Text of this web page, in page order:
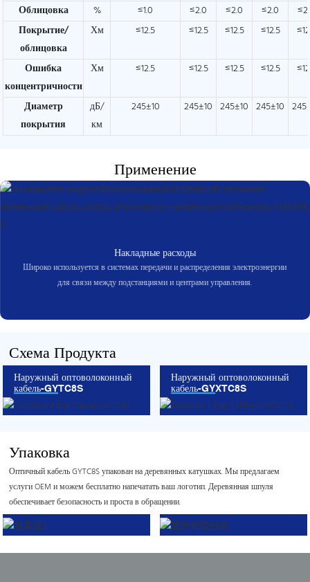
Облицовка % ≤1.0 ≤2.0 ≤2.0 ≤2.0
Покрытие/
облицовка
Хм ≤12.5 ≤12.5 ≤12.5 ≤12.5
Ошибка
концентричности
Хм ≤12.5 ≤12.5 ≤12.5 ≤12.5
Диаметр
покрытия
дБ/
км
245±10 245±10 245±10 245±10
Применение
Накладные расходы
Широко используется в системах передачи и распределения электроэнергии
для связи между подстанциями и центрами управления.
Схема Продукта
Наружный оптоволоконный
кабель-GYTC8S
Наружный оптоволоконный
кабель-GYXTC8S
Упаковка
Оптичный кабель GYTC8S упакован на деревянных катушках. Мы предлагаем
услуги OEM и можем бесплатно напечатать ваш логотип. Деревянная шпуля
обеспечивает безопасность и проста в обращении.